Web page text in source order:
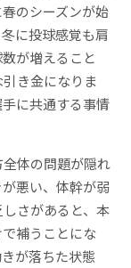
のシーズンが始
に投球感覚も肩
が増えること
き金になりま
に共通する事情
体の問題が隠れ
悪い、体幹が弱
さがあると、本
補うことにな
が落ちた状態